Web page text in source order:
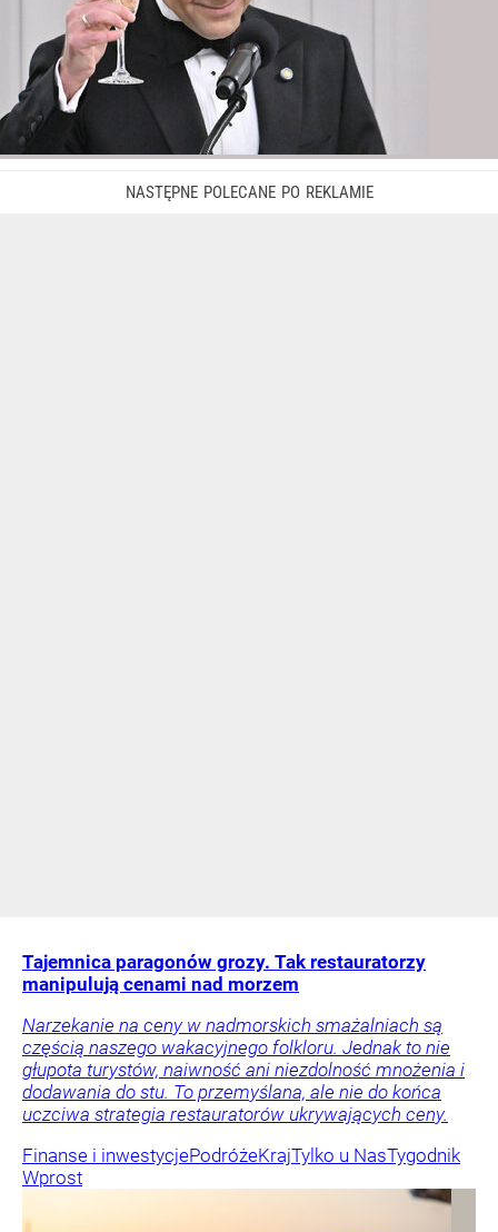
Tajemnica paragonów grozy. Tak restauratorzy
manipulują cenami nad morzem
Narzekanie na ceny w nadmorskich smażalniach są
częścią naszego wakacyjnego folkloru. Jednak to nie
głupota turystów, naiwność ani niezdolność mnożenia i
dodawania do stu. To przemyślana, ale nie do końca
uczciwa strategia restauratorów ukrywających ceny.
Finanse i inwestycjePodróżeKrajTylko u NasTygodnik
Wprost